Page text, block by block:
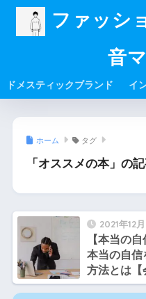
ファッシ
音
ドメスティックブランド イ
ホーム タグ
「オススメの本」の
2021年12
【本当の
本当の自信
方法とは【